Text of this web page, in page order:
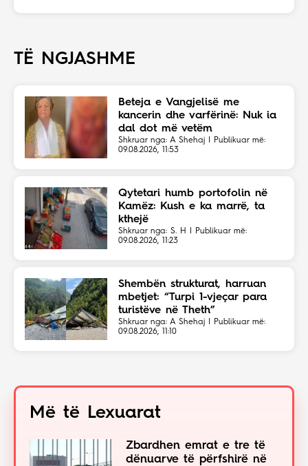
TË NGJASHME
Beteja e Vangjelisë me
kancerin dhe varfërinë: Nuk ia
dal dot më vetëm
Shkruar nga: A Shehaj | Publikuar më:
09.08.2026, 11:53
Qytetari humb portofolin në
Kamëz: Kush e ka marrë, ta
kthejë
Shkruar nga: S. H | Publikuar më:
09.08.2026, 11:23
Shembën strukturat, harruan
mbetjet: “Turpi 1-vjeçar para
turistëve në Theth”
Shkruar nga: A Shehaj | Publikuar më:
09.08.2026, 11:10
Më të Lexuarat
Zbardhen emrat e tre të
dënuarve të përfshirë në